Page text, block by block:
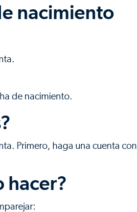
nacimiento
de nacimiento.
Primero, haga una cuenta con
hacer?